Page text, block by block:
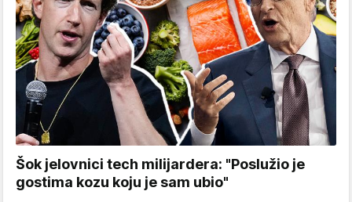
Šok jelovnici tech milijardera: "Poslužio je
gostima kozu koju je sam ubio"